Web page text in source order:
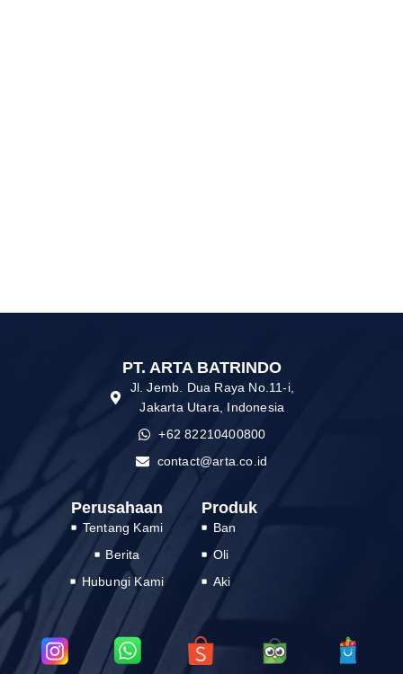
PT. ARTA BATRINDO
Jl. Jemb. Dua Raya No.11-i,
Jakarta Utara, Indonesia
+62 82210400800
contact@arta.co.id
Perusahaan
Tentang Kami
Berita
Hubungi Kami
Produk
Ban
Oli
Aki